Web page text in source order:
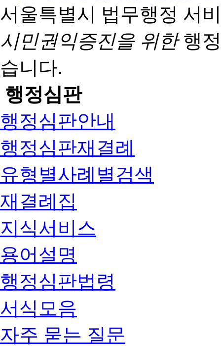
서울특별시 법무행정 서
시민권익증진을 위한행
습니다.
행정심판
행정심판안내
행정심판재결례
유형별사례별검색
재결례집
지식서비스
용어설명
행정심판법령
서식모음
자주 묻는 질문